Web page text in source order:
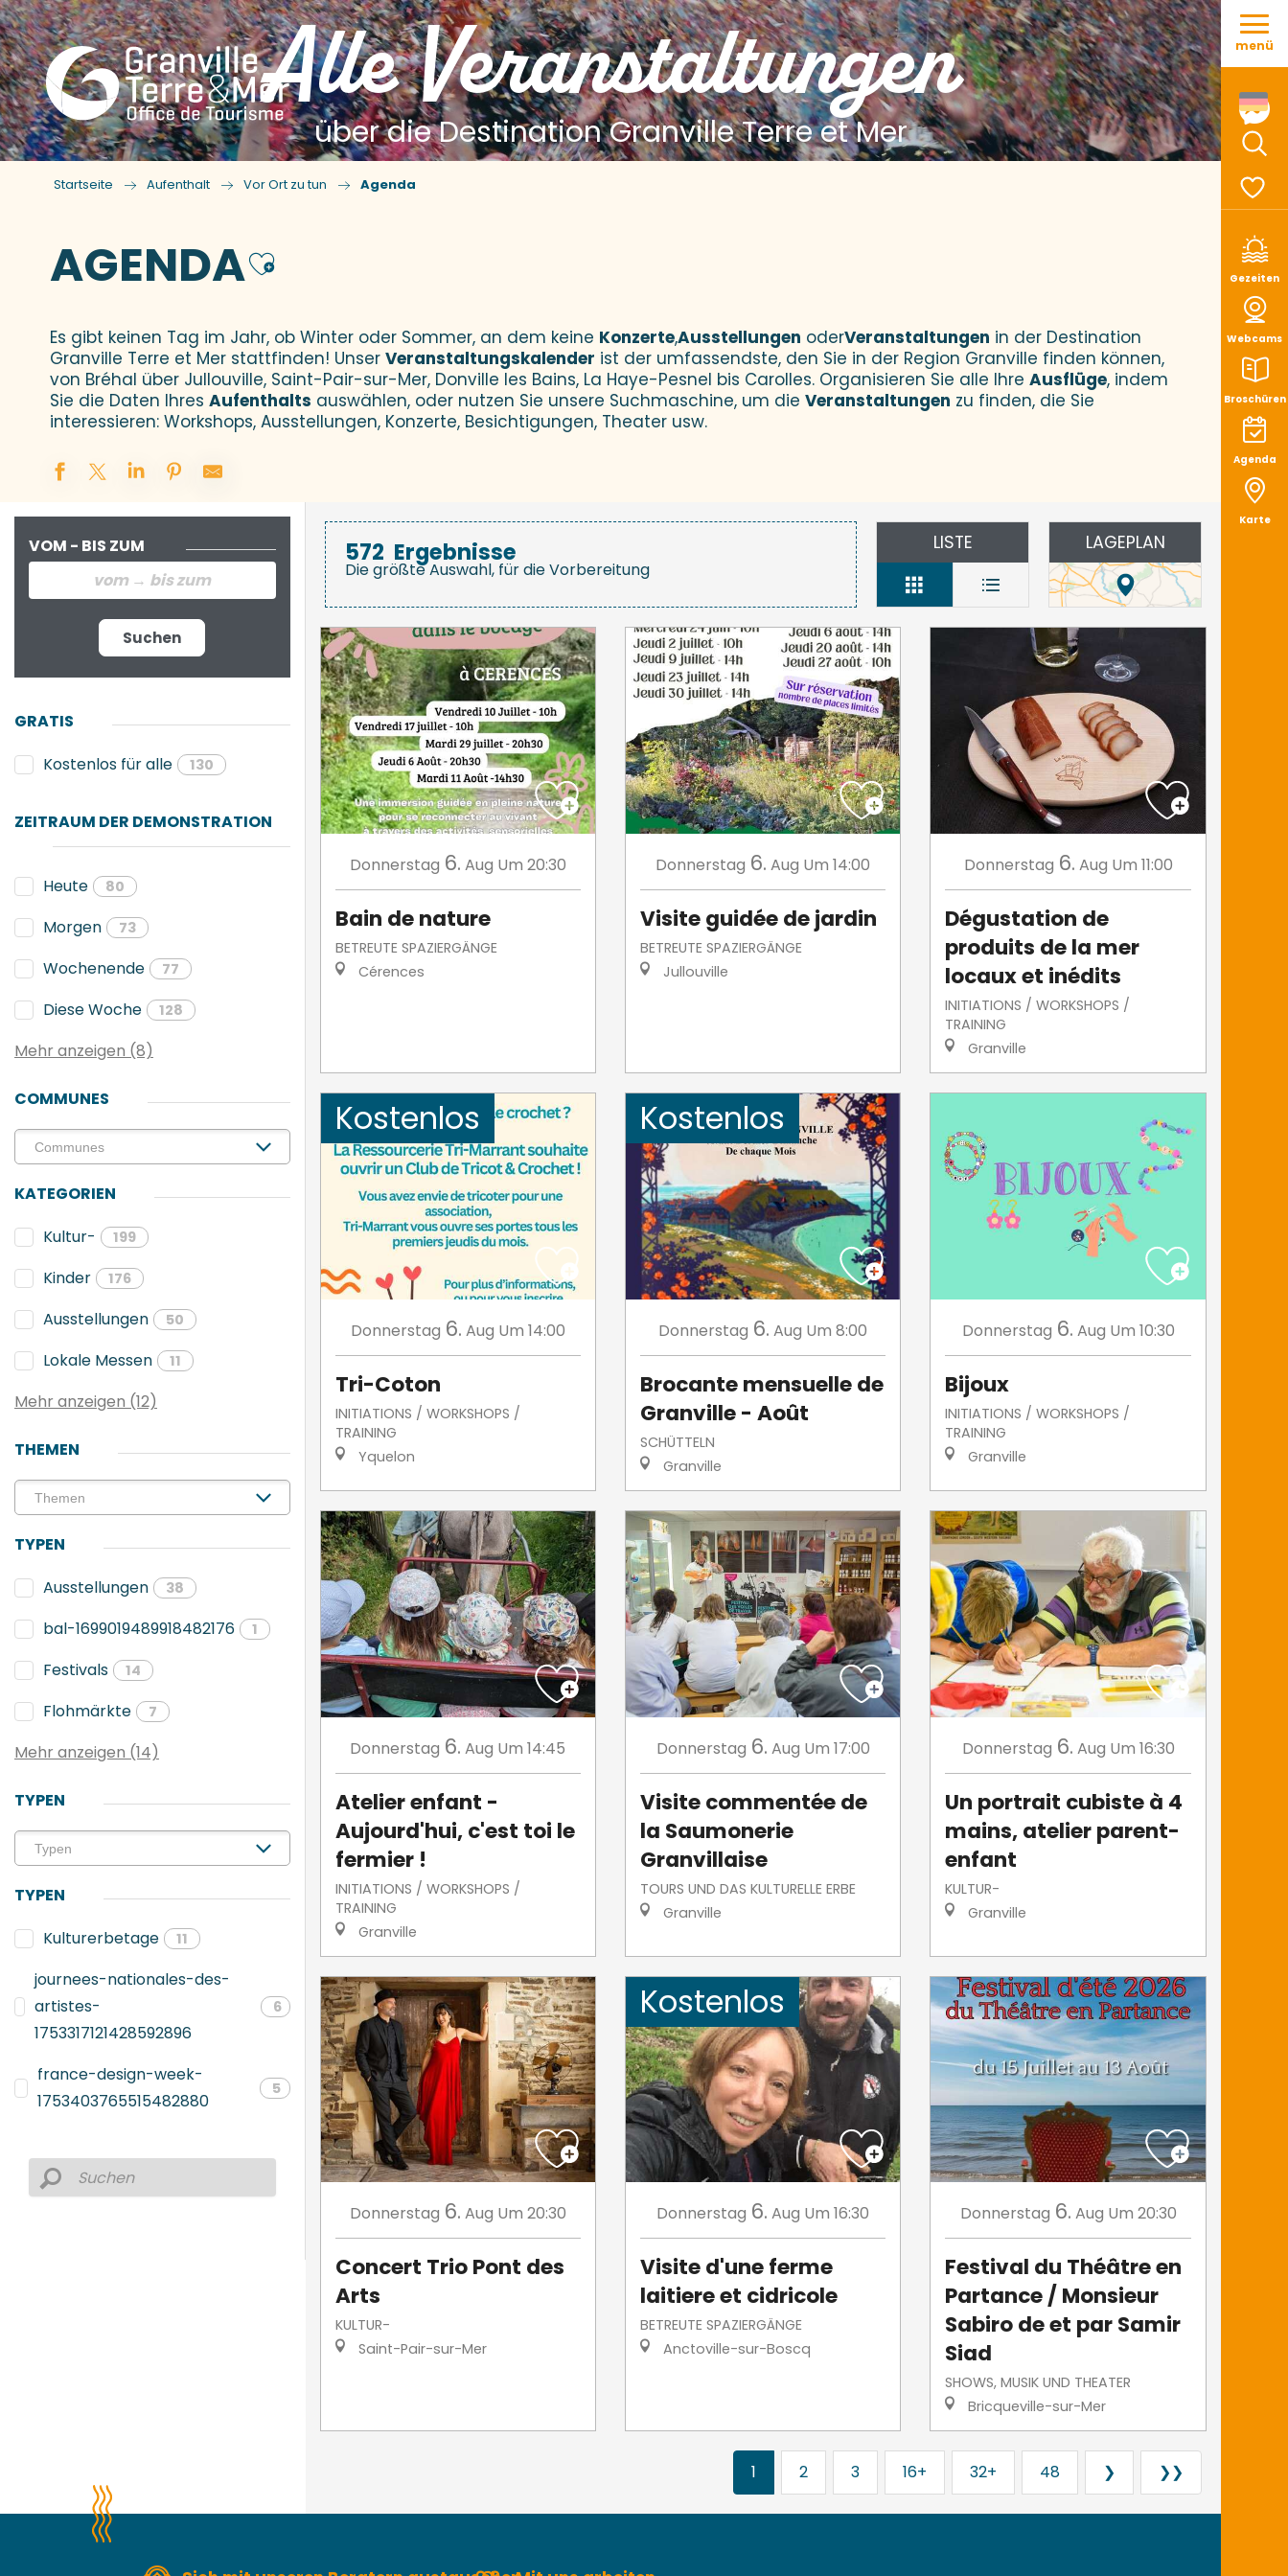
Aller
contenu
Gezeiten
Webcams
Broschüren
Agenda
Karte
menü
Alle Veranstaltungen
über die Destination Granville Terre et Mer
Startseite Aufenthalt Vor Ort zu tun Agenda
AGENDAAjouter aux favoris
Es gibt keinen Tag im Jahr, ob Winter oder Sommer, an dem keine Konzerte,Ausstellungen oderVeranstaltungen in der Destination
Granville Terre et Mer stattfinden! Unser Veranstaltungskalender ist der umfassendste, den Sie in der Region Granville finden können,
von Bréhal über Jullouville, Saint-Pair-sur-Mer, Donville les Bains, La Haye-Pesnel bis Carolles. Organisieren Sie alle Ihre Ausflüge, indem
Sie die Daten Ihres Aufenthalts auswählen, oder nutzen Sie unsere Suchmaschine, um die Veranstaltungen zu finden, die Sie
interessieren: Workshops, Ausstellungen, Konzerte, Besichtigungen, Theater usw.
VOM - BIS ZUM
Suchen
GRATIS
Kostenlos für alle
130
ZEITRAUM DER DEMONSTRATION
Heute 80
Morgen 73
Wochenende 77
Diese Woche 128
Mehr anzeigen (8)
COMMUNES
KATEGORIEN
Kultur-
199
Kinder 176
Ausstellungen 50
Lokale Messen 11
Mehr anzeigen (12)
THEMEN
TYPEN
Ausstellungen
38
bal-1699019489918482176 1
Festivals 14
Flohmärkte 7
Mehr anzeigen (14)
TYPEN
TYPEN
Kulturerbetage
11
journees-nationales-des-
artistes-
1753317121428592896
6
france-design-week-
1753403765515482880
5
572 Ergebnisse
Die größte Auswahl, für die Vorbereitung
LISTE LAGEPLAN
Donnerstag 6. Aug Um 20:30
Bain de nature
BETREUTE SPAZIERGÄNGE
Cérences
Donnerstag 6. Aug Um 14:00
Visite guidée de jardin
BETREUTE SPAZIERGÄNGE
Jullouville
Donnerstag 6. Aug Um 11:00
Dégustation de
produits de la mer
locaux et inédits
INITIATIONS / WORKSHOPS /
TRAINING
Granville
Kostenlos
Donnerstag 6. Aug Um 14:00
Tri-Coton
INITIATIONS / WORKSHOPS /
TRAINING
Yquelon
Kostenlos
Donnerstag 6. Aug Um 8:00
Brocante mensuelle de
Granville - Août
SCHÜTTELN
Granville
Donnerstag 6. Aug Um 10:30
Bijoux
INITIATIONS / WORKSHOPS /
TRAINING
Granville
Donnerstag 6. Aug Um 14:45
Atelier enfant -
Aujourd'hui, c'est toi le
fermier !
INITIATIONS / WORKSHOPS /
TRAINING
Granville
Donnerstag 6. Aug Um 17:00
Visite commentée de
la Saumonerie
Granvillaise
TOURS UND DAS KULTURELLE ERBE
Granville
Donnerstag 6. Aug Um 16:30
Un portrait cubiste à 4
mains, atelier parent-
enfant
KULTUR-
Granville
Donnerstag 6. Aug Um 20:30
Concert Trio Pont des
Arts
KULTUR-
Saint-Pair-sur-Mer
Kostenlos
Donnerstag 6. Aug Um 16:30
Visite d'une ferme
laitiere et cidricole
BETREUTE SPAZIERGÄNGE
Anctoville-sur-Boscq
Donnerstag 6. Aug Um 20:30
Festival du Théâtre en
Partance / Monsieur
Sabiro de et par Samir
Siad
SHOWS, MUSIK UND THEATER
Bricqueville-sur-Mer
1 2 3 16+ 32+ 48 ❯ ❯❯